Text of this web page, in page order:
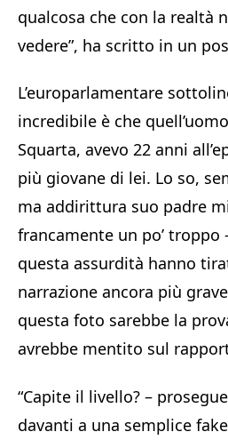
qualcosa che con la realtà
vedere”, ha scritto in un
L’europarlamentare
incredibile è che
Squarta, avevo 22 anni
più giovane di lei. Lo so,
ma addirittura suo padre
francamente un po’ troppo
questa assurdità hanno
narrazione ancora più
questa foto sarebbe la
avrebbe mentito sul
“Capite il livello? –
davanti a una semplice